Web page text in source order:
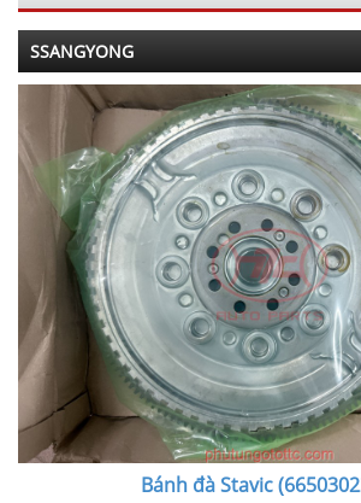
AutoPart
SSANGYONG
Bánh đà Stavic